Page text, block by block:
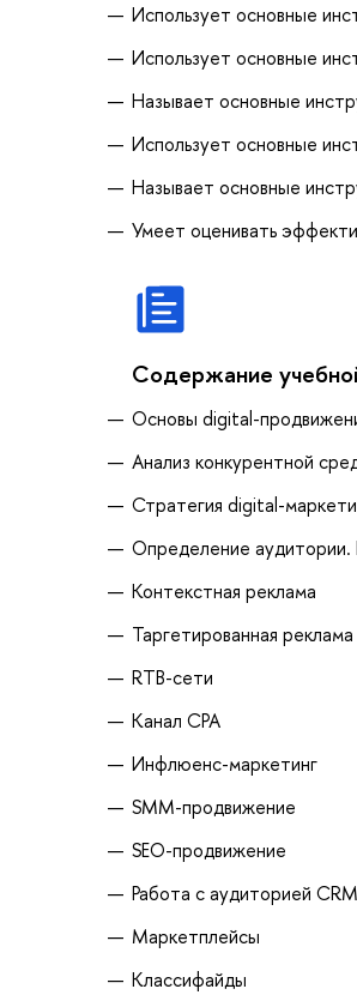
Использует основные
Использует основные
Называет основные
Использует основные
Называет основные
Умеет оценивать
Содержание
Основы digital-
Анализ конкурентной
Стратегия digital-
Определение аудитории.
Контекстная реклама
Таргетированная реклама
RTB-сети
Канал CPA
Инфлюенс-маркетинг
SMM-продвижение
SEO-продвижение
Работа с аудиторией CRM
Маркетплейсы
Классифайды